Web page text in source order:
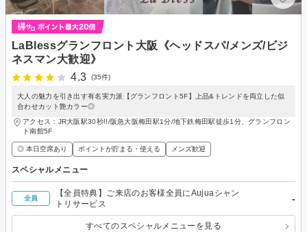
LaBlessグランフロント大阪《ヘッドスパ/メンズ/ビジ
ネスマン大歓迎》
4.3
(35件)
大人の魅力を引き出す有名実力派【グランフロント5F】上品&トレンドを両立した似
合わせカット艶カラー◎
アクセス：JR大阪駅30秒!!/阪急大阪梅田駅1分/地下鉄梅田駅徒歩1分、グランフロン
ト南館5F
◎ 本日空席あり ポイントが貯まる・使える メンズ歓迎
スペシャルメニュー
全員
【全員特典】ご来店のお客様全員にAujuaシャン
トリサービス
-
すべてのスペシャルメニューを見る